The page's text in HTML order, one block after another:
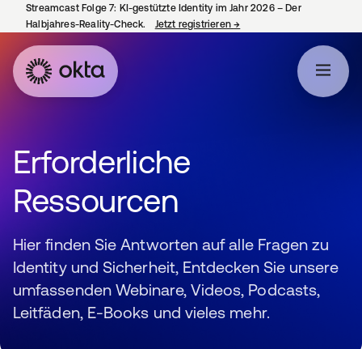
Streamcast Folge 7: KI-gestützte Identity im Jahr 2026 – Der
Halbjahres-Reality-Check.
Jetzt registrieren→
Erforderliche
Ressourcen
Hier finden Sie Antworten auf alle Fragen zu
Identity und Sicherheit, Entdecken Sie unsere
umfassenden Webinare, Videos, Podcasts,
Leitfäden, E-Books und vieles mehr.